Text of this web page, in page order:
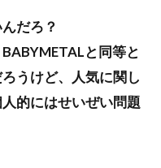
だろ？
と同等と
うけど、人気に関し
的にはせいぜい問題